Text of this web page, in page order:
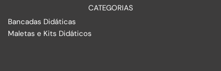
CATEGORIAS
Bancadas Didáticas
Maletas e Kits Didáticos